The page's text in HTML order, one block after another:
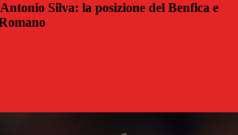
Silva: la posizione del Benfica e